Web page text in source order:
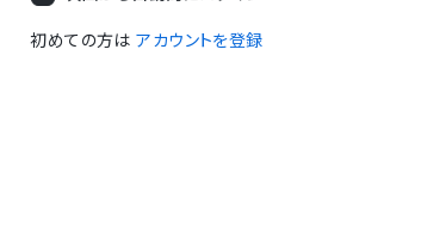
初めての方はアカウントを登録